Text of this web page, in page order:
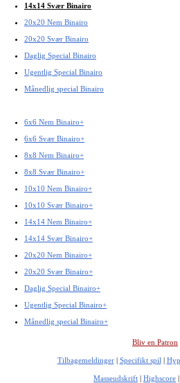
14x14 Svær Binairo
20x20 Nem Binairo
20x20 Svær Binairo
Daglig Special Binairo
Ugentlig Special Binairo
Månedlig special Binairo
6x6 Nem Binairo+
6x6 Svær Binairo+
8x8 Nem Binairo+
8x8 Svær Binairo+
10x10 Nem Binairo+
10x10 Svær Binairo+
14x14 Nem Binairo+
14x14 Svær Binairo+
20x20 Nem Binairo+
20x20 Svær Binairo+
Daglig Special Binairo+
Ugentlig Special Binairo+
Månedlig special Binairo+
Bliv en Patron
Tilbagemeldinger| Specifikt spil |
Masseudskrift | Highscore |